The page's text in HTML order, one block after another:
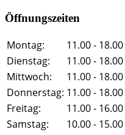
Öffnungszeiten
Montag:
11.00 - 18.00
Dienstag:
11.00 - 18.00
Mittwoch:
11.00 - 18.00
Donnerstag: 11.00 - 18.00
Freitag:
11.00 - 16.00
Samstag:
10.00 - 15.00